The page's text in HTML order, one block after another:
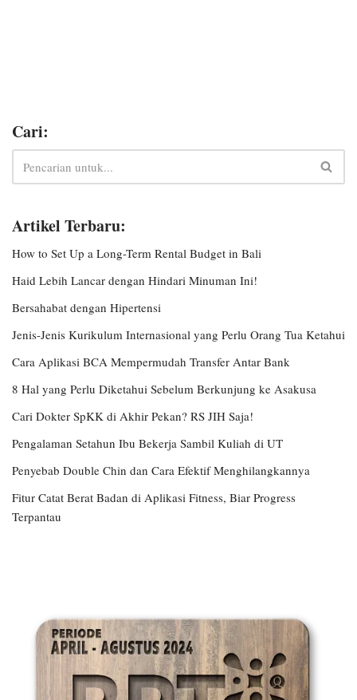
Cari:
Artikel Terbaru:
How to Set Up a Long-Term Rental Budget in Bali
Haid Lebih Lancar dengan Hindari Minuman Ini!
Bersahabat dengan Hipertensi
Jenis-Jenis Kurikulum Internasional yang Perlu Orang Tua Ketahui
Cara Aplikasi BCA Mempermudah Transfer Antar Bank
8 Hal yang Perlu Diketahui Sebelum Berkunjung ke Asakusa
Cari Dokter SpKK di Akhir Pekan? RS JIH Saja!
Pengalaman Setahun Ibu Bekerja Sambil Kuliah di UT
Penyebab Double Chin dan Cara Efektif Menghilangkannya
Fitur Catat Berat Badan di Aplikasi Fitness, Biar Progress
Terpantau